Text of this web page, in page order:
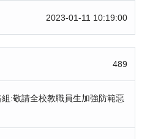
2023-01-11 10:19:00
489
:敬請全校教職員生加強防範惡